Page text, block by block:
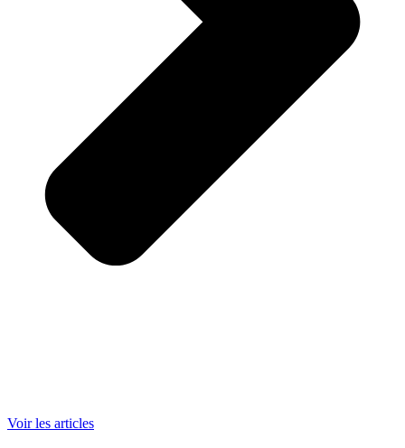
Voir les articles